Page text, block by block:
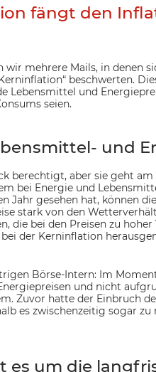
fängt den
wir mehrere Mails, in denen
beschwerten.
Lebensmittel und
seien.
und
berechtigt, aber sie geht
bei Energie und
Jahr gesehen hat, können
stark von den
die bei den Preisen zu
der Kerninflation
Börse-Intern: Im
und nicht
Zuvor hatte der Einbruch
es zwischenzeitig sogar
es um die